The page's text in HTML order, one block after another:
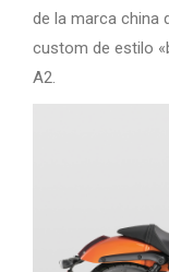
de la marca china
custom de estilo
A2.